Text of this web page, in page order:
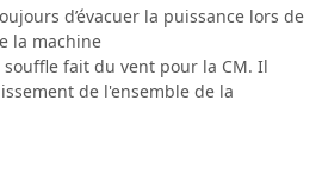
d’évacuer la puissance lors de
la machine
fait du vent pour la CM. Il
de l'ensemble de la